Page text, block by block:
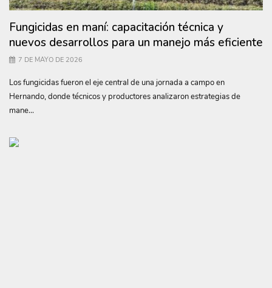
Fungicidas en maní: capacitación técnica y
nuevos desarrollos para un manejo más eficiente
7 DE MAYO DE 2026
Los fungicidas fueron el eje central de una jornada a campo en
Hernando, donde técnicos y productores analizaron estrategias de
mane...